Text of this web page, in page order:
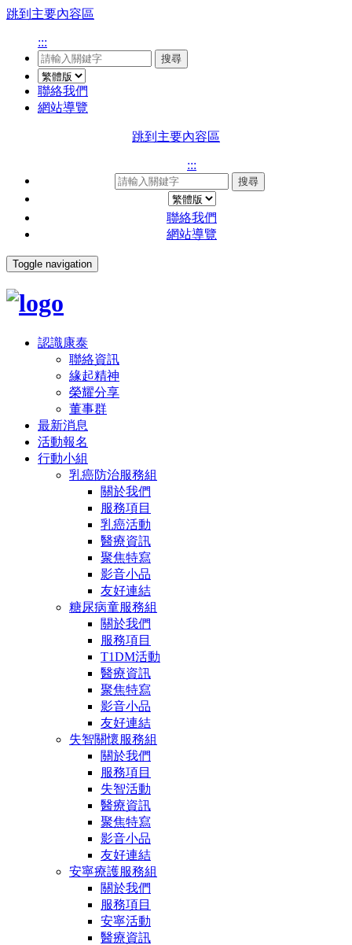
跳到主要內容區
:::
搜尋
聯絡我們
網站導覽
跳到主要內容區
:::
搜尋
聯絡我們
網站導覽
Toggle navigation
認識康泰
聯絡資訊
緣起精神
榮耀分享
董事群
最新消息
活動報名
行動小組
乳癌防治服務組
關於我們
服務項目
乳癌活動
醫療資訊
聚焦特寫
影音小品
友好連結
糖尿病童服務組
關於我們
服務項目
T1DM活動
醫療資訊
聚焦特寫
影音小品
友好連結
失智關懷服務組
關於我們
服務項目
失智活動
醫療資訊
聚焦特寫
影音小品
友好連結
安寧療護服務組
關於我們
服務項目
安寧活動
醫療資訊